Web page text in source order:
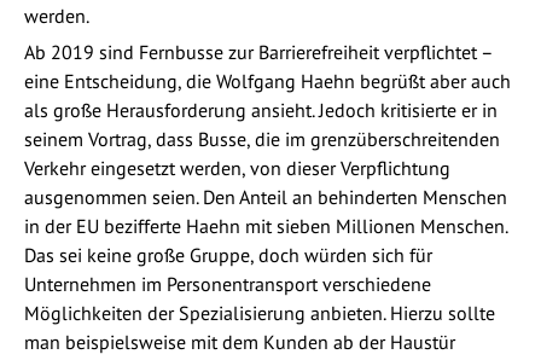
werden.
Ab 2019 sind Fernbusse zur Barrierefreiheit verpflichtet –
eine Entscheidung, die Wolfgang Haehn begrüßt aber auch
als große Herausforderung ansieht. Jedoch kritisierte er in
seinem Vortrag, dass Busse, die im grenzüberschreitenden
Verkehr eingesetzt werden, von dieser Verpflichtung
ausgenommen seien. Den Anteil an behinderten Menschen
in der EU bezifferte Haehn mit sieben Millionen Menschen.
Das sei keine große Gruppe, doch würden sich für
Unternehmen im Personentransport verschiedene
Möglichkeiten der Spezialisierung anbieten. Hierzu sollte
man beispielsweise mit dem Kunden ab der Haustür